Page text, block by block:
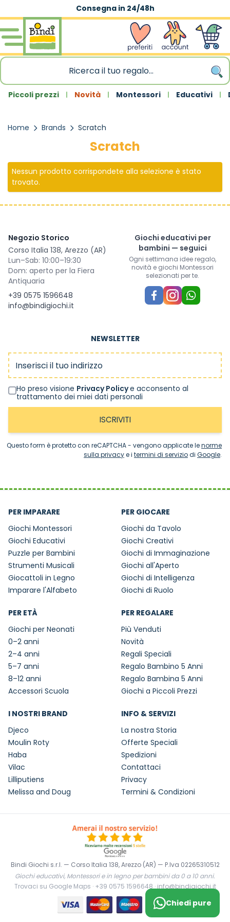
Consegna in 24/48h
Salta al contenuto
wishlist Account Carrello
Piccoli prezzi Novità Montessori Educativi
Home Brands Scratch
Scratch
Nessun prodotto corrispondete alla selezione è stato
trovato.
Negozio Storico
Corso Italia 138, Arezzo (AR)
Lun–Sab: 10:00–19:30
Dom: aperto per la Fiera
Antiquaria
+39 0575 1596648
info@bindigiochi.it
Giochi educativi per
bambini — seguici
Ogni settimana idee regalo,
novità e giochi Montessori
selezionati per te.
NEWSLETTER
Indirizzo email
Ho preso visione Privacy Policye acconsento al
trattamento dei miei dati personali
ISCRIVITI
Questo form è protetto con reCAPTCHA - vengono applicate lenorme
sulla privacye i termini di serviziodi Google.
PER IMPARARE
Giochi Montessori
Giochi Educativi
Puzzle per Bambini
Strumenti Musicali
Giocattoli in Legno
Imparare l'Alfabeto
PER GIOCARE
Giochi da Tavolo
Giochi Creativi
Giochi di Immaginazione
Giochi all'Aperto
Giochi di Intelligenza
Giochi di Ruolo
PER ETÀ
Giochi per Neonati
0–2 anni
2–4 anni
5–7 anni
8–12 anni
Accessori Scuola
PER REGALARE
Più Venduti
Novità
Regali Speciali
Regalo Bambino 5 Anni
Regalo Bambina 5 Anni
Giochi a Piccoli Prezzi
I NOSTRI BRAND
Djeco
Moulin Roty
Haba
Vilac
Lilliputiens
Melissa and Doug
INFO & SERVIZI
La nostra Storia
Offerte Speciali
Spedizioni
Contattaci
Privacy
Termini & Condizioni
Bindi Giochi s.r.l. — Corso Italia 138, Arezzo (AR) — P.Iva 02265310512
Giochi educativi, Montessori e in legno per bambini da 0 a 10 anni.
Trovaci su Google Maps · +39 0575 1596648 · info@bindigiochi.it
Chiedi pure